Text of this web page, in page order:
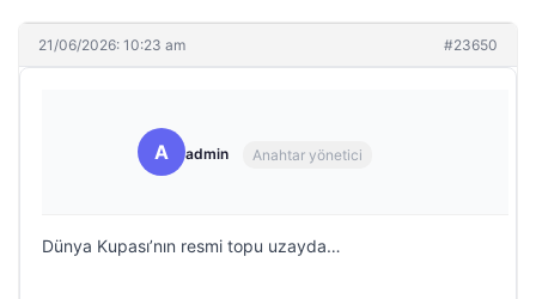
21/06/2026: 10:23 am #23650
A admin Anahtar yönetici
Dünya Kupası’nın resmi topu uzayda…